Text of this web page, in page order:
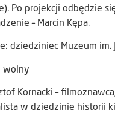
Po projekcji odbędzie
– Marcin Kępa.
dziedziniec Muzeum im.
wolny
Kornacki –
w dziedzinie historii